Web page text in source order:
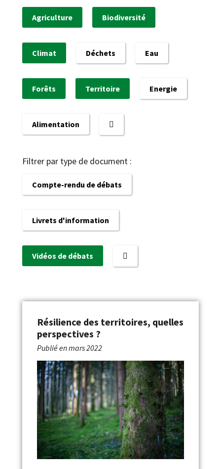
Agriculture Biodiversité
Climat Déchets Eau
Forêts Territoire Energie
Alimentation
Filtrer par type de document :
Compte-rendu de débats
Livrets d'information
Vidéos de débats
Résilience des territoires, quelles
perspectives ?
Publié enmars 2022